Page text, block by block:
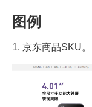
图例
1. 京东商品SKU。